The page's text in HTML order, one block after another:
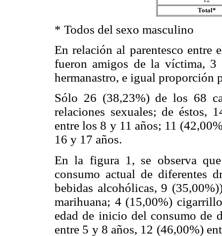
Total*
* Todos del sexo masculino
En relación al parentesco entre
fueron amigos de la víctima,
hermanastro, e igual proporción
Sólo 26 (38,23%) de los 68
relaciones sexuales; de éstos,
entre los 8 y 11 años; 11
16 y 17 años.
En la figura 1, se observa
consumo actual de diferentes
bebidas alcohólicas, 9
marihuana; 4 (15,00%)
edad de inicio del consumo de
entre 5 y 8 años, 12 (46,00%)